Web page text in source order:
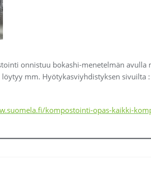
onnistuu bokashi-menetelmän avulla
mm. Hyötykasviyhdistyksen sivuilta :
kompostointi-opas-kaikki-